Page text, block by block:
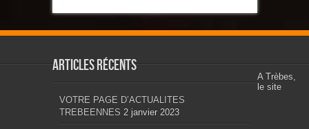
Articles récents
VOTRE PAGE D’ACTUALITES
TREBEENNES 2 janvier 2023
A Trèbes,
le site